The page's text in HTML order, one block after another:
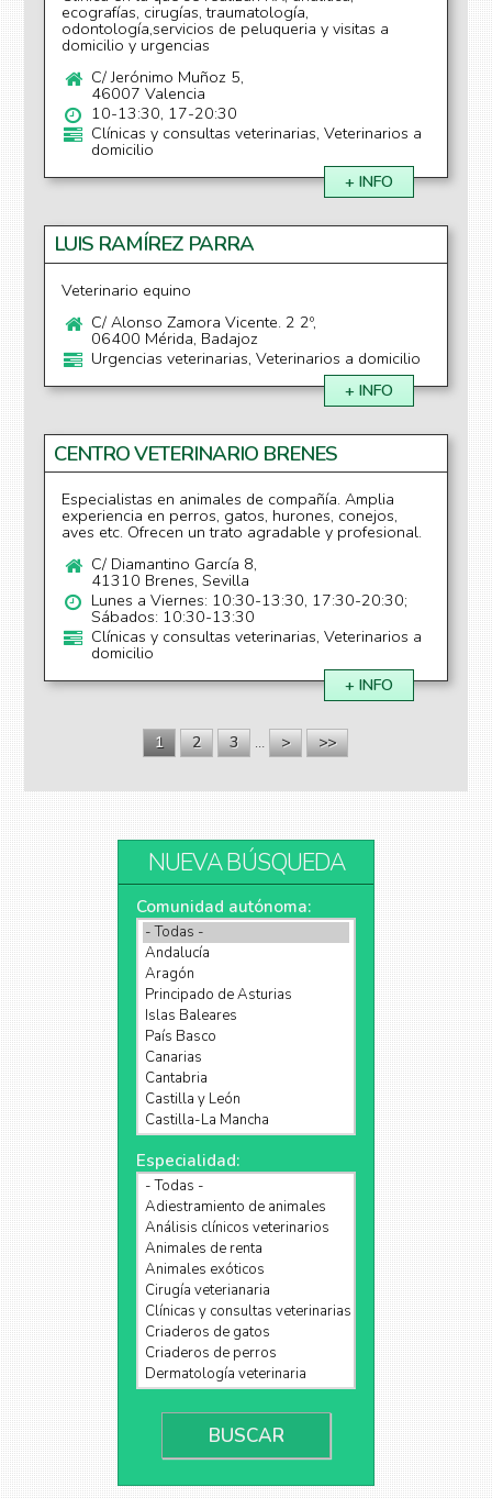
ecografías, cirugías, traumatología,
odontología,servicios de peluqueria y visitas a
domicilio y urgencias
C/ Jerónimo Muñoz 5,
46007 Valencia
10-13:30, 17-20:30
Clínicas y consultas veterinarias, Veterinarios a
domicilio
+ INFO
LUIS RAMÍREZ PARRA
Veterinario equino
C/ Alonso Zamora Vicente. 2 2º,
06400 Mérida, Badajoz
Urgencias veterinarias, Veterinarios a domicilio
+ INFO
CENTRO VETERINARIO BRENES
Especialistas en animales de compañía. Amplia
experiencia en perros, gatos, hurones, conejos,
aves etc. Ofrecen un trato agradable y profesional.
C/ Diamantino García 8,
41310 Brenes, Sevilla
Lunes a Viernes: 10:30-13:30, 17:30-20:30;
Sábados: 10:30-13:30
Clínicas y consultas veterinarias, Veterinarios a
domicilio
+ INFO
Páginas 1 2 3 … > >>
NUEVA BÚSQUEDA
Comunidad autónoma:
Especialidad: